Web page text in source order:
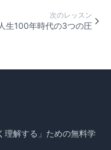
次のレッスン
生100年時代の3つの圧
理解する」ための無料学